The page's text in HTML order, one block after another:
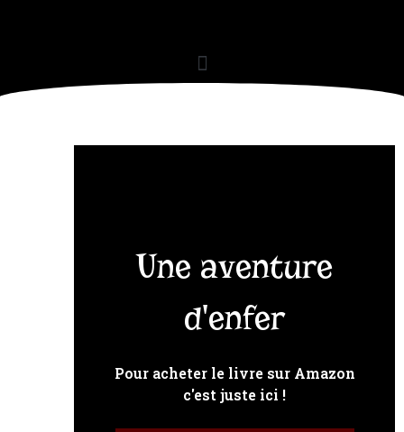
Une aventure
d'enfer
Pour acheter le livre sur Amazon
c'est juste ici !